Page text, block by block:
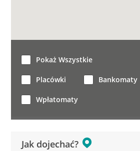
Jak dojechać?
Pokaż Wszystkie
Placówki Bankomaty
Wpłatomaty